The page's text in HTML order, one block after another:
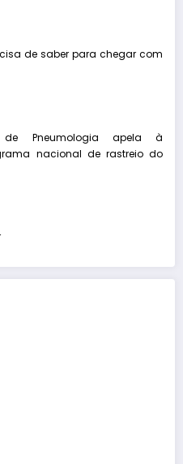
de saber para chegar com
de Pneumologia apela à
nacional de rastreio do